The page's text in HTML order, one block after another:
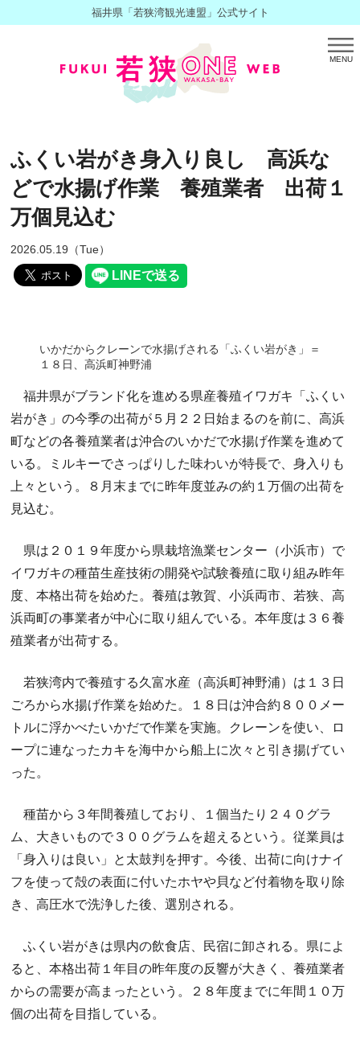
福井県「若狭湾観光連盟」公式サイト
MENU
ふくい岩がき身入り良し 高浜な
どで水揚げ作業 養殖業者 出荷１
万個見込む
2026.05.19（Tue）
いかだからクレーンで水揚げされる「ふくい岩がき」＝
１８日、高浜町神野浦
福井県がブランド化を進める県産養殖イワガキ「ふくい
岩がき」の今季の出荷が５月２２日始まるのを前に、高浜
町などの各養殖業者は沖合のいかだで水揚げ作業を進めて
いる。ミルキーでさっぱりした味わいが特長で、身入りも
上々という。８月末までに昨年度並みの約１万個の出荷を
見込む。
県は２０１９年度から県栽培漁業センター（小浜市）で
イワガキの種苗生産技術の開発や試験養殖に取り組み昨年
度、本格出荷を始めた。養殖は敦賀、小浜両市、若狭、高
浜両町の事業者が中心に取り組んでいる。本年度は３６養
殖業者が出荷する。
若狭湾内で養殖する久富水産（高浜町神野浦）は１３日
ごろから水揚げ作業を始めた。１８日は沖合約８００メー
トルに浮かべたいかだで作業を実施。クレーンを使い、ロ
ープに連なったカキを海中から船上に次々と引き揚げてい
った。
種苗から３年間養殖しており、１個当たり２４０グラ
ム、大きいもので３００グラムを超えるという。従業員は
「身入りは良い」と太鼓判を押す。今後、出荷に向けナイ
フを使って殻の表面に付いたホヤや貝など付着物を取り除
き、高圧水で洗浄した後、選別される。
ふくい岩がきは県内の飲食店、民宿に卸される。県によ
ると、本格出荷１年目の昨年度の反響が大きく、養殖業者
からの需要が高まったという。２８年度までに年間１０万
個の出荷を目指している。